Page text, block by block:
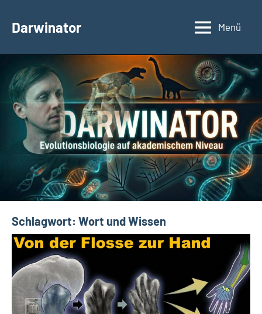
InhaltDarwinator
Evolutionsbiologie
Menü
Schlagwort: Wort und Wissen